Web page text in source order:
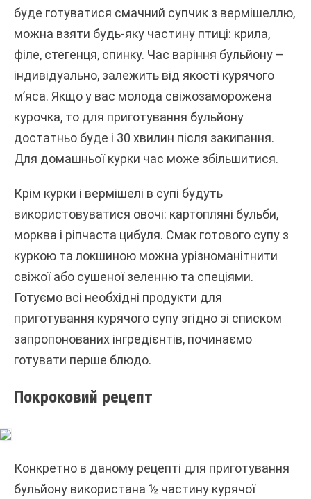
буде готуватися смачний супчик з вермішеллю,
можна взяти будь-яку частину птиці: крила,
філе, стегенця, спинку. Час варіння бульйону –
індивідуально, залежить від якості курячого
м’яса. Якщо у вас молода свіжозаморожена
курочка, то для приготування бульйону
достатньо буде і 30 хвилин після закипання.
Для домашньої курки час може збільшитися.
Крім курки і вермішелі в супі будуть
використовуватися овочі: картопляні бульби,
морква і ріпчаста цибуля. Смак готового супу з
куркою та локшиною можна урізноманітнити
свіжої або сушеної зеленню та спеціями.
Готуємо всі необхідні продукти для
приготування курячого супу згідно зі списком
запропонованих інгредієнтів, починаємо
готувати перше блюдо.
Покроковий рецепт
Конкретно в даному рецепті для приготування
бульйону використана ½ частину курячої